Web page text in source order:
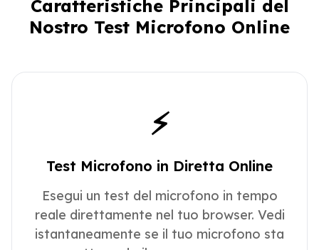
Caratteristiche Principali del
Nostro Test Microfono Online
⚡
Test Microfono in Diretta Online
Esegui un test del microfono in tempo
reale direttamente nel tuo browser. Vedi
istantaneamente se il tuo microfono sta